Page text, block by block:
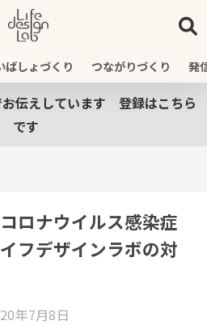
ばしょづくり つながりづくり 発
伝えしています 登録はこちら
です
ロナウイルス感染症
フデザインラボの対
年7月8日